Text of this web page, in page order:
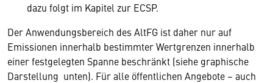
dazu folgt im Kapitel zur ECSP.
Der Anwendungsbereich des AltFG ist daher nur auf
Emissionen innerhalb bestimmter Wertgrenzen innerhalb
einer festgelegten Spanne beschränkt (siehe graphische
Darstellung unten). Für alle öffentlichen Angebote – auch